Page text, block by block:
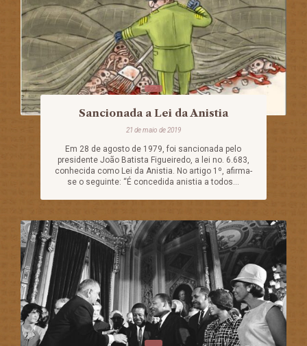
Sancionada a Lei da Anistia
21 de maio de 2019
Em 28 de agosto de 1979, foi sancionada pelo
presidente João Batista Figueiredo, a lei no. 6.683,
conhecida como Lei da Anistia. No artigo 1º, afirma-
se o seguinte: “É concedida anistia a todos...